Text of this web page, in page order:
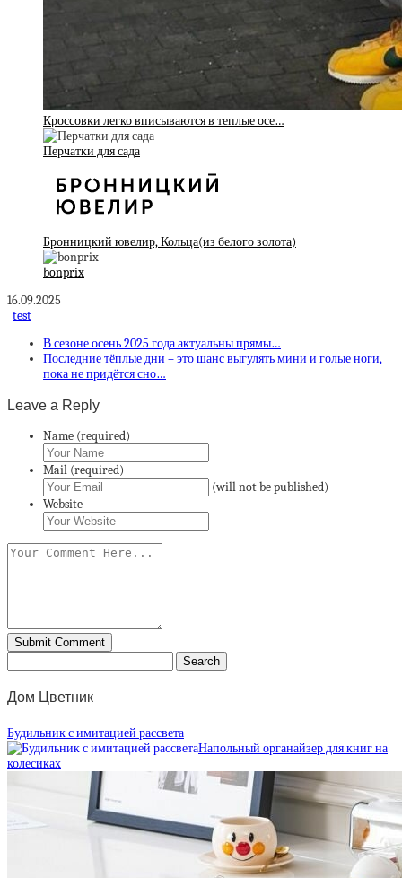
Кроссовки легко вписываются в теплые осе…
Перчатки для сада
Бронницкий ювелир, Кольца(из белого золота)
bonprix
16.09.2025
test
В сезоне осень 2025 года актуальны прямы…
Последние тёплые дни – это шанс выгулять мини и голые ноги,
пока не придётся сно…
Leave a Reply
Name (required)
Mail (required)
(will not be published)
Website
Дом Цветник
Будильник с имитацией рассвета
Напольный органайзер для книг на
колесиках